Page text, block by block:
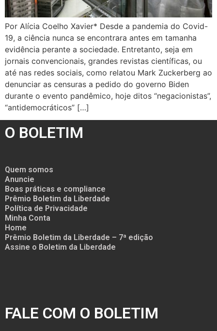
Por Alícia Coelho Xavier* Desde a pandemia do Covid-
19, a ciência nunca se encontrara antes em tamanha
evidência perante a sociedade. Entretanto, seja em
jornais convencionais, grandes revistas científicas, ou
até nas redes sociais, como relatou Mark Zuckerberg ao
denunciar as censuras a pedido do governo Biden
durante o evento pandêmico, hoje ditos “negacionistas”,
“antidemocráticos” […]
O BOLETIM
Quem somos
Anuncie
Boas práticas e compliance
Prêmio Boletim da Liberdade
Política de Privacidade
Minha Conta
Home
Prêmio Boletim da Liberdade – 7ª edição
Assine o Boletim da Liberdade
FALE COM O BOLETIM